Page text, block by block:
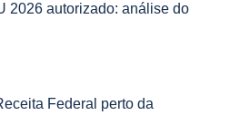
2026 autorizado: análise do
Federal perto da